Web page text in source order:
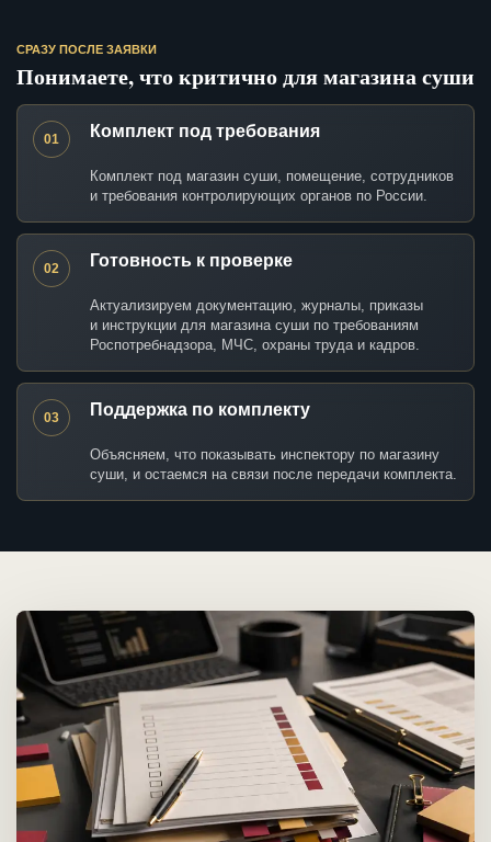
СРАЗУ ПОСЛЕ ЗАЯВКИ
Понимаете, что критично для магазина суши
01 Комплект под требования
Комплект под магазин суши, помещение, сотрудников
и требования контролирующих органов по России.
02 Готовность к проверке
Актуализируем документацию, журналы, приказы
и инструкции для магазина суши по требованиям
Роспотребнадзора, МЧС, охраны труда и кадров.
03 Поддержка по комплекту
Объясняем, что показывать инспектору по магазину
суши, и остаемся на связи после передачи комплекта.